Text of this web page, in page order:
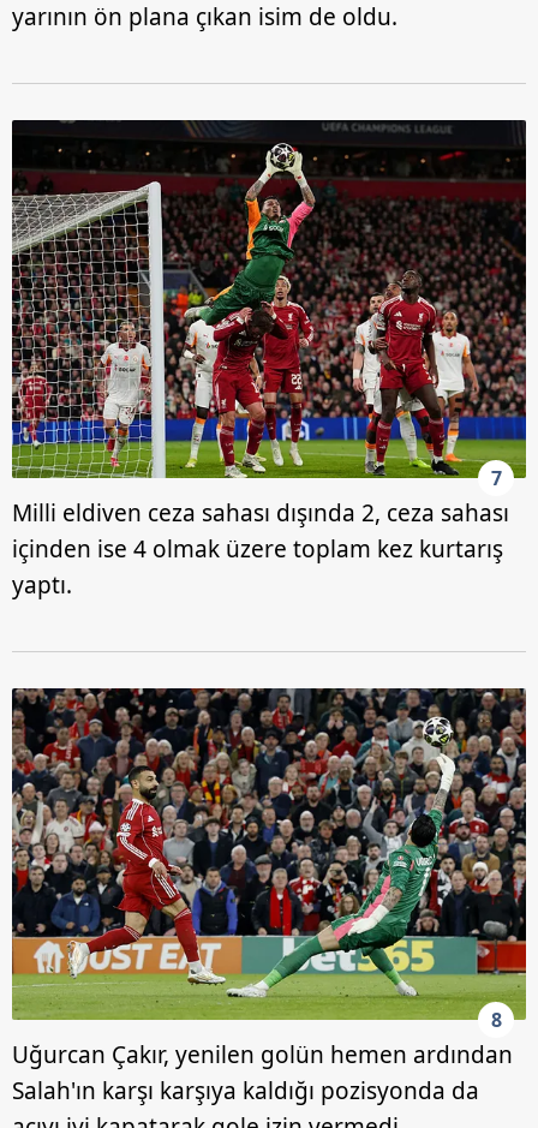
yarının ön plana çıkan isim de oldu.
7
Milli eldiven ceza sahası dışında 2, ceza sahası
içinden ise 4 olmak üzere toplam kez kurtarış
yaptı.
8
Uğurcan Çakır, yenilen golün hemen ardından
Salah'ın karşı karşıya kaldığı pozisyonda da